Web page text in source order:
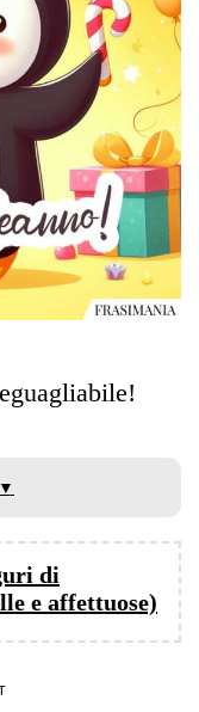
di
e affettuose)